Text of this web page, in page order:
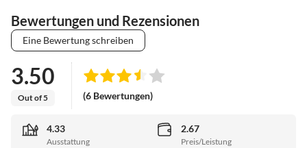
Bewertungen und Rezensionen
Eine Bewertung schreiben
3.50
Out of 5 (6 Bewertungen)
4.33
Ausstattung
2.67
Preis/Leistung